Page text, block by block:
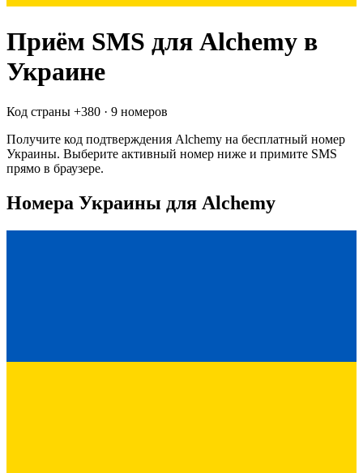
Приём SMS для Alchemy в
Украине
Код страны +380 · 9 номеров
Получите код подтверждения Alchemy на бесплатный номер
Украины. Выберите активный номер ниже и примите SMS
прямо в браузере.
Номера Украины для Alchemy